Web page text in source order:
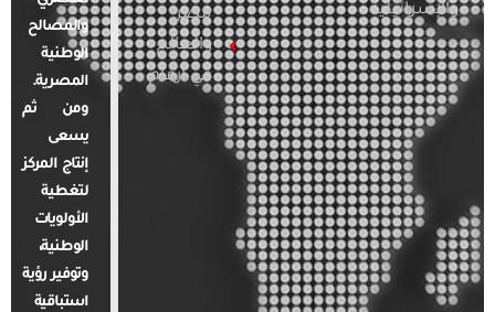
والإسرائيلية
مصر
والعالم
في أرقام
والمصالح
الوطنية
المصرية.
ومن ثم
يسعى
إنتاج المركز
لتغطية
الأولويات
الوطنية،
وتوفير رؤية
استباقية